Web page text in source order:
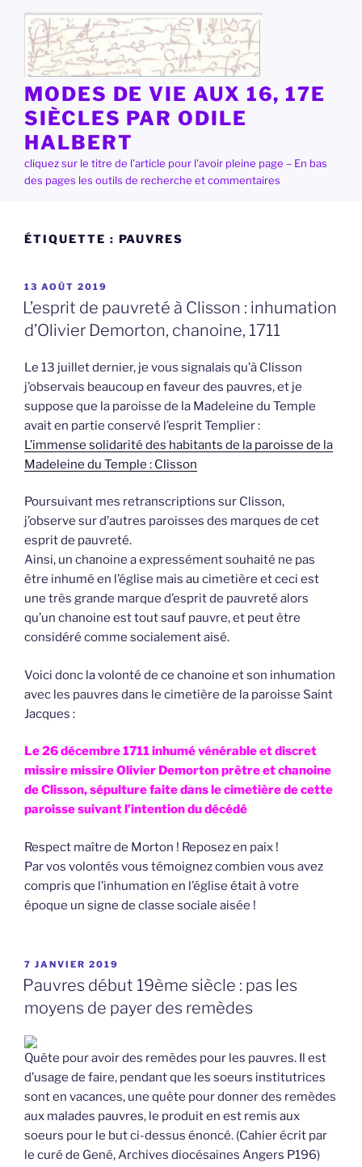
contenu
principal
MODES DE VIE AUX 16, 17E
SIÈCLES PAR ODILE
HALBERT
cliquez sur le titre de l'article pour l'avoir pleine page – En bas
des pages les outils de recherche et commentaires
ÉTIQUETTE : PAUVRES
PUBLIÉ
LE
13 AOÛT 2019
L’esprit de pauvreté à Clisson : inhumation
d’Olivier Demorton, chanoine, 1711
Le 13 juillet dernier, je vous signalais qu’à Clisson
j’observais beaucoup en faveur des pauvres, et je
suppose que la paroisse de la Madeleine du Temple
avait en partie conservé l’esprit Templier :
L’immense solidarité des habitants de la paroisse de la
Madeleine du Temple : Clisson
Poursuivant mes retranscriptions sur Clisson,
j’observe sur d’autres paroisses des marques de cet
esprit de pauvreté.
Ainsi, un chanoine a expressément souhaité ne pas
être inhumé en l’église mais au cimetière et ceci est
une très grande marque d’esprit de pauvreté alors
qu’un chanoine est tout sauf pauvre, et peut être
considéré comme socialement aisé.
Voici donc la volonté de ce chanoine et son inhumation
avec les pauvres dans le cimetière de la paroisse Saint
Jacques :
Le 26 décembre 1711 inhumé vénérable et discret
missire missire Olivier Demorton prêtre et chanoine
de Clisson, sépulture faite dans le cimetière de cette
paroisse suivant l’intention du décédé
Respect maître de Morton ! Reposez en paix !
Par vos volontés vous témoignez combien vous avez
compris que l’inhumation en l’église était à votre
époque un signe de classe sociale aisée !
PUBLIÉ
LE
7 JANVIER 2019
Pauvres début 19ème siècle : pas les
moyens de payer des remèdes
Quête pour avoir des remèdes pour les pauvres. Il est
d’usage de faire, pendant que les soeurs institutrices
sont en vacances, une quête pour donner des remèdes
aux malades pauvres, le produit en est remis aux
soeurs pour le but ci-dessus énoncé. (Cahier écrit par
le curé de Gené, Archives diocésaines Angers P196)